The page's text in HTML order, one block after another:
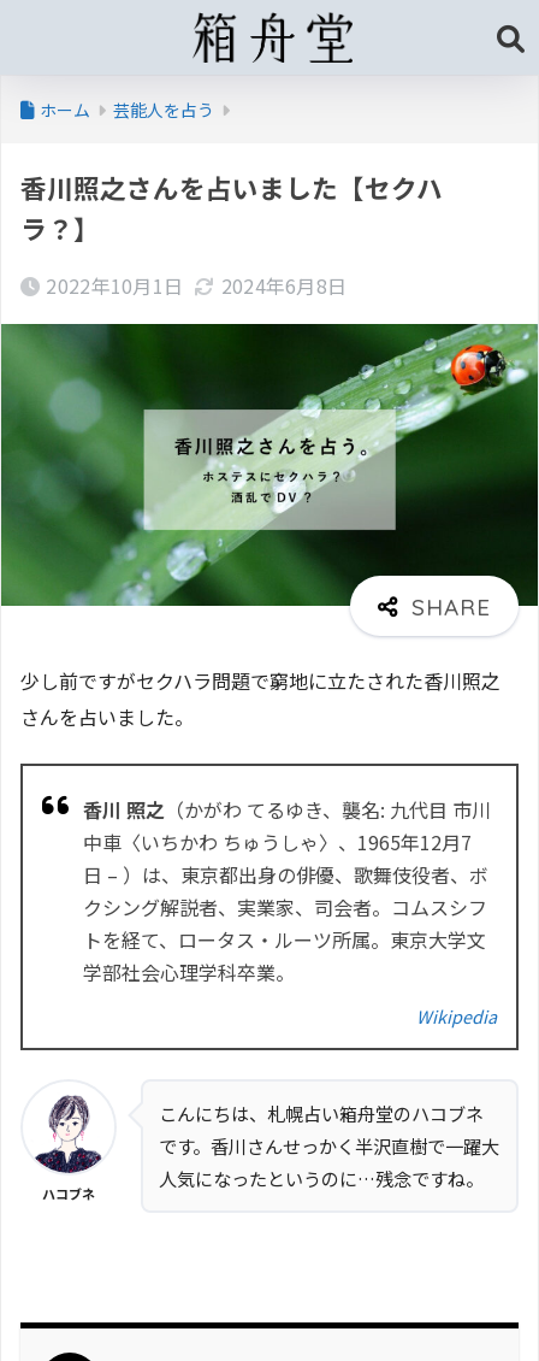
ホーム 芸能人を占う
香川照之さんを占いました【セクハ
ラ？】
2022年10月1日 2024年6月8日
少し前ですがセクハラ問題で窮地に立たされた香川照之
さんを占いました。
香川 照之 （かがわ てるゆき、襲名: 九代目 市川
中車〈いちかわ ちゅうしゃ〉、1965年12月7
日 – ）は、東京都出身の俳優、歌舞伎役者、ボ
クシング解説者、実業家、司会者。コムスシフ
トを経て、ロータス・ルーツ所属。東京大学文
学部社会心理学科卒業。
Wikipedia
ハコブネ
こんにちは、札幌占い箱舟堂のハコブネ
です。香川さんせっかく半沢直樹で一躍大
人気になったというのに…残念ですね。